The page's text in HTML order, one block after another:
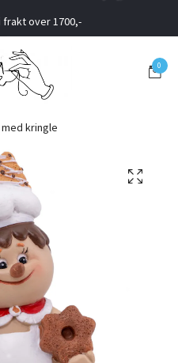
over 1700,-
0
kringle